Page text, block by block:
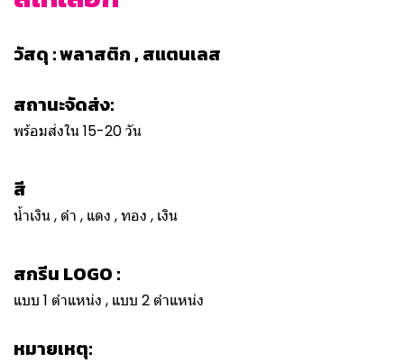
วัสดุ : พลาสติก , สแตนเลส
สถานะจัดส่ง:
พร้อมส่งใน 15-20 วัน
สี
น้ำเงิน , ดำ , แดง , ทอง , เงิน
สกรีน LOGO :
แบบ 1 ตำแหน่ง , แบบ 2 ตำแหน่ง
หมายเหตุ: